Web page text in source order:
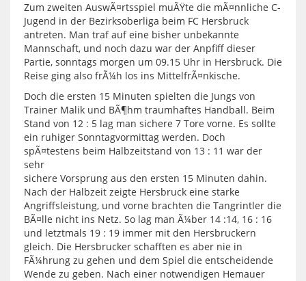
Zum zweiten AuswÃ¤rtsspiel muÃŸte die mÃ¤nnliche C-
Jugend in der Bezirksoberliga beim FC Hersbruck
antreten. Man traf auf eine bisher unbekannte
Mannschaft, und noch dazu war der Anpfiff dieser
Partie, sonntags morgen um 09.15 Uhr in Hersbruck. Die
Reise ging also frÃ¼h los ins MittelfrÃ¤nkische.
Doch die ersten 15 Minuten spielten die Jungs von
Trainer Malik und BÃ¶hm traumhaftes Handball. Beim
Stand von 12 : 5 lag man sichere 7 Tore vorne. Es sollte
ein ruhiger Sonntagvormittag werden. Doch
spÃ¤testens beim Halbzeitstand von 13 : 11 war der
sehr
sichere Vorsprung aus den ersten 15 Minuten dahin.
Nach der Halbzeit zeigte Hersbruck eine starke
Angriffsleistung, und vorne brachten die Tangrintler die
BÃ¤lle nicht ins Netz. So lag man Ã¼ber 14 :14, 16 : 16
und letztmals 19 : 19 immer mit den Hersbruckern
gleich. Die Hersbrucker schafften es aber nie in
FÃ¼hrung zu gehen und dem Spiel die entscheidende
Wende zu geben. Nach einer notwendigen Hemauer